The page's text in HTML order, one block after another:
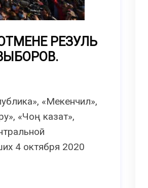
РЕЗУЛЬ
«Мекенчил»,
«Чоң казат»,
4 октября 2020